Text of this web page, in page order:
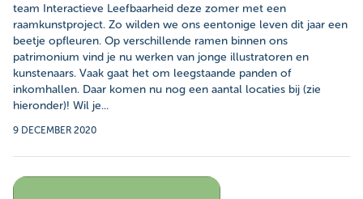
team Interactieve Leefbaarheid deze zomer met een
raamkunstproject. Zo wilden we ons eentonige leven dit jaar een
beetje opfleuren. Op verschillende ramen binnen ons
patrimonium vind je nu werken van jonge illustratoren en
kunstenaars. Vaak gaat het om leegstaande panden of
inkomhallen. Daar komen nu nog een aantal locaties bij (zie
hieronder)! Wil je...
9 DECEMBER 2020